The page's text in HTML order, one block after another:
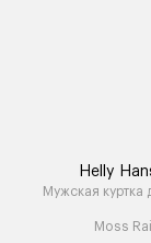
Helly
Мужская куртка
Moss